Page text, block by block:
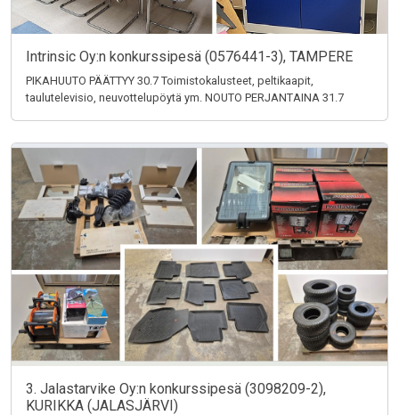
Intrinsic Oy:n konkurssipesä (0576441-3), TAMPERE
PIKAHUUTO PÄÄTTYY 30.7 Toimistokalusteet, peltikaapit,
taulutelevisio, neuvottelupöytä ym. NOUTO PERJANTAINA 31.7
3. Jalastarvike Oy:n konkurssipesä (3098209-2),
KURIKKA (JALASJÄRVI)